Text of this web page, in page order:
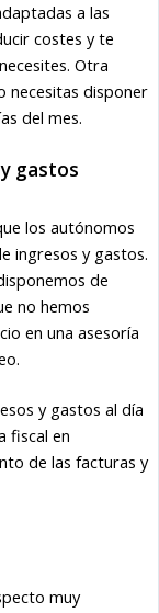
a las
costes y te
Otra
necesitas disponer
del mes.
gastos
los autónomos
ingresos y gastos.
de
no hemos
en una asesoría
y gastos al día
fiscal en
de las facturas y
muy